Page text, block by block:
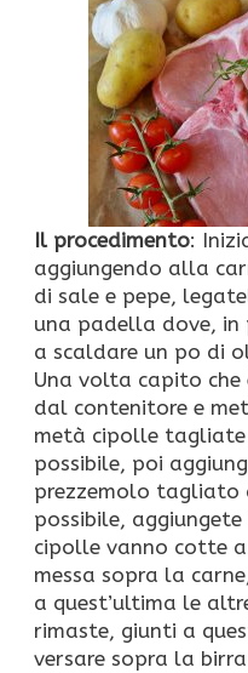
Il procedimento:
aggiungendo alla
di sale e pepe,
una padella dove, in
a scaldare un po di
Una volta capito
dal contenitore e
metà cipolle tagliate
possibile, poi
prezzemolo tagliato
possibile,
cipolle vanno cotte
messa sopra la
a quest’ultima le
rimaste, giunti a
versare sopra la